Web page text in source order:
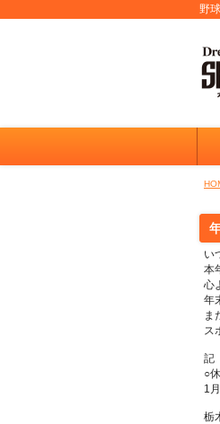
野
い
本
心
年
ま
ス
記
○
1
栃